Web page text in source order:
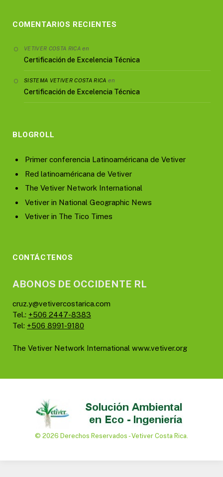
COMENTARIOS RECIENTES
VETIVER COSTA RICAen
Certificación de Excelencia Técnica
SISTEMA VETIVER COSTA RICA en
Certificación de Excelencia Técnica
BLOGROLL
Primer conferencia Latinoaméricana de Vetiver
Red latinoaméricana de Vetiver
The Vetiver Network International
Vetiver in National Geographic News
Vetiver in The Tico Times
CONTÁCTENOS
ABONOS DE OCCIDENTE RL
cruz.y@vetivercostarica.com
Tel.: +506 2447-8383
Tel: +506 8991-9180
The Vetiver Network International www.vetiver.org
© 2026 Derechos Reservados - Vetiver Costa Rica.